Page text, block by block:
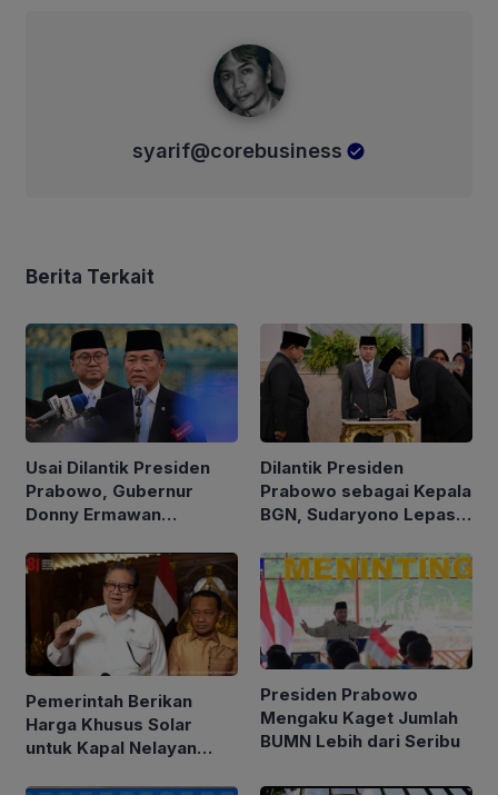
syarif@corebusiness
Berita Terkait
Usai Dilantik Presiden
Prabowo, Gubernur
Donny Ermawan
Pembentukan URI
Dilantik Presiden
Prabowo sebagai Kepala
BGN, Sudaryono Lepas
Pemerintah Berikan
Harga Khusus Solar
untuk Kapal Nelayan
Presiden Prabowo
Mengaku Kaget Jumlah
BUMN Lebih dari Seribu